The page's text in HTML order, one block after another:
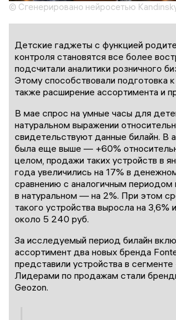
© Сгенерировано нейросетью
Детские гаджеты с функцией
контроля становятся все более
подсчитали аналитики розничного
Этому способствовали подготовка
также расширение ассортимента и
В мае спрос на умные часы для
натуральном выражении
свидетельствуют данные билайн. В
была еще выше — +60%
целом, продажи таких устройств в
года увеличились на 17% в
сравнению с аналогичным периодом
в натуральном — на 2%. При этом
такого устройства выросла на 3,6%
около 5 240 руб.
За исследуемый период билайн
ассортимент два новых бренда
представили устройства в сегменте
Лидерами по продажам стали
Geozon.